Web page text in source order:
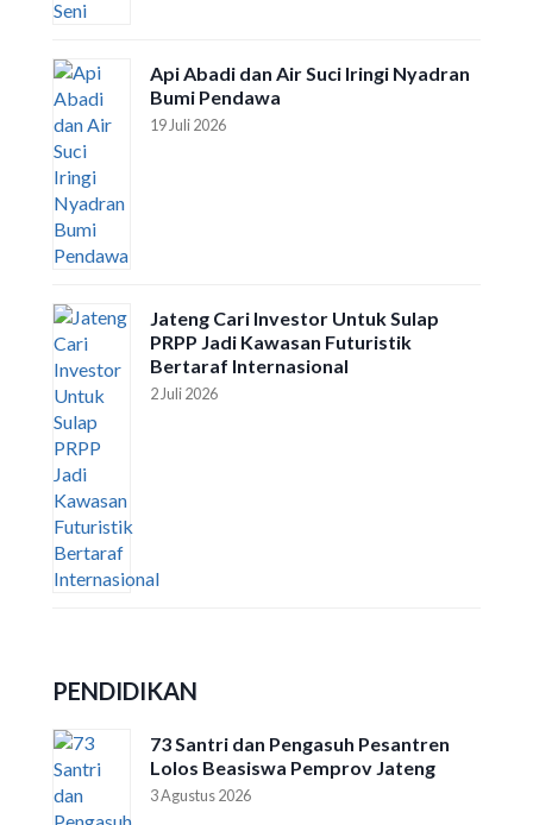
Api Abadi dan Air Suci Iringi Nyadran
Bumi Pendawa
19 Juli 2026
Jateng Cari Investor Untuk Sulap
PRPP Jadi Kawasan Futuristik
Bertaraf Internasional
2 Juli 2026
PENDIDIKAN
73 Santri dan Pengasuh Pesantren
Lolos Beasiswa Pemprov Jateng
3 Agustus 2026